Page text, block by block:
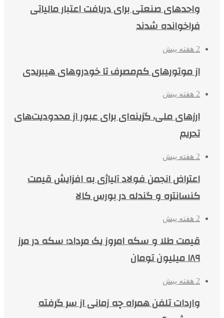
واحدهای صنعتی برای دریافت اعتبار مالیاتی
فراخوانده شدند
2 هفته پیش
از موتورهای کم‌مصرف تا خودروهای هیبریدی
2 هفته پیش
ارزهای ملی، گزینه‌ای برای عبور از محدودیت‌های
تحریم
2 هفته پیش
اعتراض انجمن فولاد آلیاژی به افزایش قیمت
کنسانتره و گندله در بورس کالا
2 هفته پیش
قیمت طلا و سکه امروز یک مرداد؛ سکه در مرز
۱۸۹ میلیون تومان
2 هفته پیش
واردات تلفن همراه چه زمانی از سر گرفته